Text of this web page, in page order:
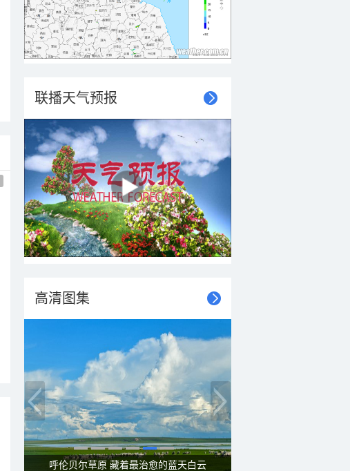
联播天气预报
高清图集
呼伦贝尔草原 藏着最治愈的蓝天白云